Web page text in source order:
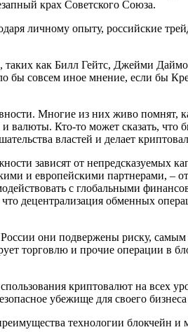
крах Советского Союза.
личному опыту, российские
как Билл Гейтс, Джейми
бы совсем иное мнение, если бы
Многие из них живо помнят,
валюты. Кто-то может сказать,
властей и делает
зависят от
и европейскими партнерами, –
с глобальными
децентрализация обменных
они подвержены риску,
торговлю и прочие операции в
криптовалют на всех
убежище для своего
технологии блокчейн